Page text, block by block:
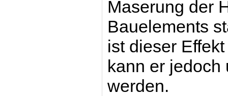
Maserung der
Bauelements
ist dieser
kann er jedoch
werden.